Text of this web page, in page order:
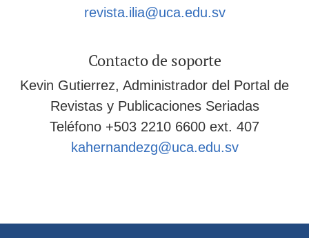
revista.ilia@uca.edu.sv
Contacto de soporte
Kevin Gutierrez, Administrador del Portal de
Revistas y Publicaciones Seriadas
Teléfono +503 2210 6600 ext. 407
kahernandezg@uca.edu.sv